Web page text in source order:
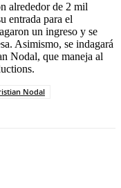
alrededor de 2 mil
entrada para el
un ingreso y se
Asimismo, se indagará
Nodal, que maneja al
Nodal